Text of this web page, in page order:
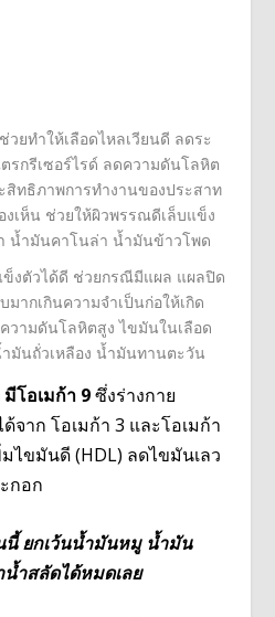
วยทำให้เลือดไหลเวียนดี ลดระ
รกรีเซอร์ไรด์ ลดความดันโลหิต
สิทธิภาพการทำงานของประสาท
เห็น ช่วยให้ผิวพรรณดีเล็บแข็ง
น้ำมันคาโนล่า น้ำมันข้าวโพด
ข็งตัวได้ดี ช่วยกรณีมีแผล แผลปิด
ากเกินความจำเป็นก่อให้เกิด
วามดันโลหิตสูง ไขมันในเลือด
มันถั่วเหลือง น้ำมันทานตะวัน
โอเมก้า 9ซึ่งร่างกาย
จาก โอเมก้า 3 และโอเมก้า
ไขมันดี (HDL) ลดไขมันเลว
กอก
ยกเว้นน้ำมันหมู น้ำมัน
ำสลัดได้หมดเลย